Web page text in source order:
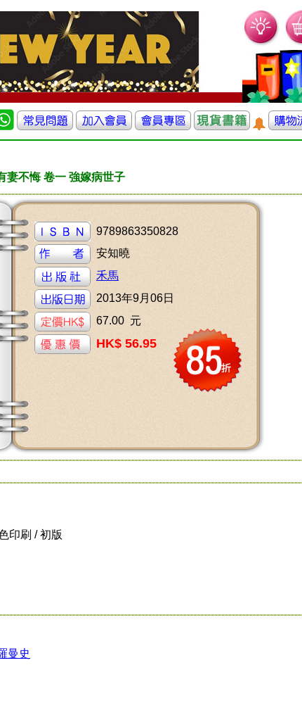
妻不悔 卷一 強嫁病世子
9789863350828
安知曉
禾馬
2013年9月06日
67.00 元
HK$ 56.95
印刷 / 初版
曼史